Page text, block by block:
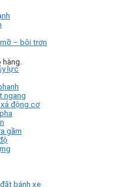
hàng.
– bôi trơn
lực
ngang
động cơ
gầm
bánh xe